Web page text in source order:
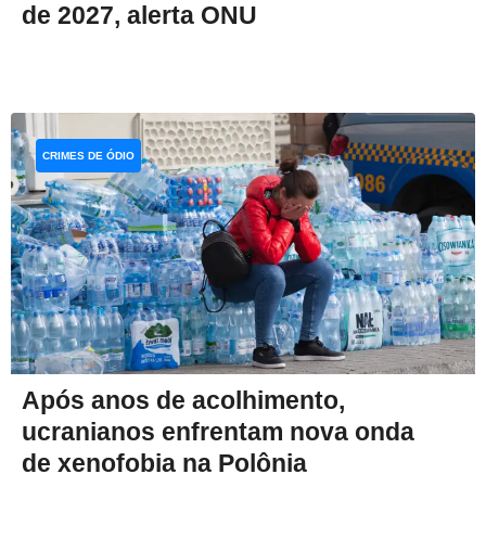
de 2027, alerta ONU
Após anos de acolhimento,
ucranianos enfrentam nova onda
de xenofobia na Polônia
CRIMES DE ÓDIO